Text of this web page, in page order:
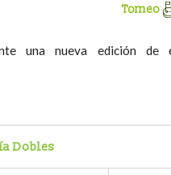
Torneo
una nueva edición de
Dobles